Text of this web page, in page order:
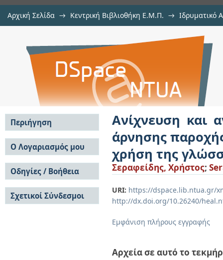
Αρχική Σελίδα → Κεντρική Βιβλιοθήκη Ε.Μ.Π. → Ιδρυματικό
Ανίχνευση και αναγνώριση
υπηρεσίας στο επίπεδο
Ανίχνευση και
άρνησης
χρήση της
Σεραφείδης, Χρήστος;
URI: https://dspace.lib.ntua.gr/
http://dx.doi.org/10.26240/
Εμφάνιση πλήρους εγγραφής
Αρχεία σε αυτό το
Περιήγηση
Σε όλο το DSpace
Κοινότητες & Συλλογές
Ανά Ημερομηνία
Έκδοσης
Συγγραφείς
Τίτλοι
Θέματα
Ο Λογαριασμός μου
Σύνδεση
Εγγραφή
Οδηγίες / Βοήθεια
Οδηγίες Υποβολής
Οδηγίες Χρήσης ΙΑ
Συχνές Ερωτήσεις
Σχετικοί Σύνδεσμοι